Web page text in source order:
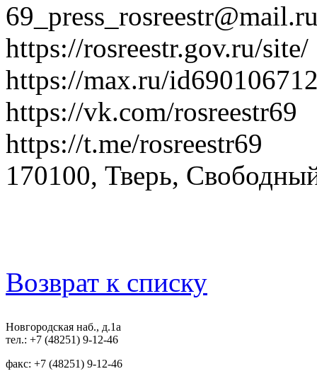
https://rosreestr.gov.ru/site/
https://max.ru/
https://vk.com/rosreestr69
https://t.me/rosreestr69
170100, Тверь,
Возврат к списку
Новгородская наб., д.1а
тел.: +7 (48251) 9-12-46
факс: +7 (48251) 9-12-46